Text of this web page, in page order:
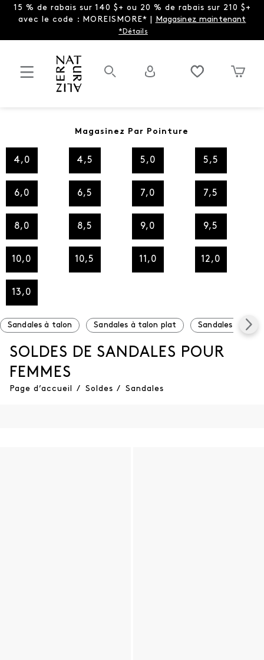
15 % de rabais sur 140 $+ ou 20 % de rabais sur 210 $+
avec le code : MOREISMORE* | Magasinez maintenant
*Détails
Magasinez Par Pointure
4,0 4,5 5,0 5,5
6,0 6,5 7,0 7,5
8,0 8,5 9,0 9,5
10,0 10,5 11,0 12,0
13,0
Sandales à talon Sandales à talon plat Sandales à
SOLDES DE SANDALES POUR
FEMMES
Page d’accueil / Soldes / Sandales